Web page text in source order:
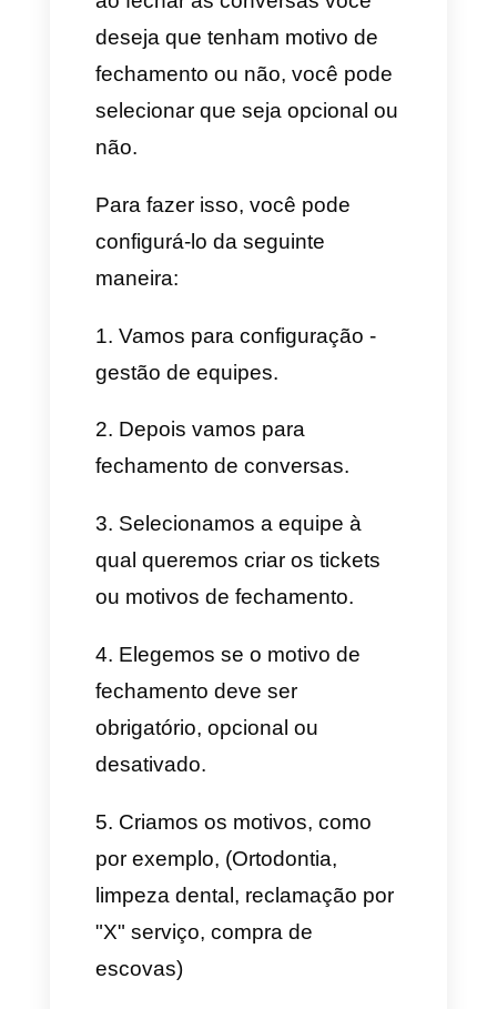
nossaconta da Callbell.
2. Clicamos em gestão de
equipes.
3. Vamos para equipes e
clicamos em criar equipe.
4. Colocamos o nome da
equipe e pronto.
Dessa maneira agora vamos
trabalho por departamentos,
como por exemplo; suporte,
etc. Assim podemos criar tickets
para os distintos departamentos
e depois analisar os motivos do
WhatsApp de cada um.
Automatize a atribuição
de tickets